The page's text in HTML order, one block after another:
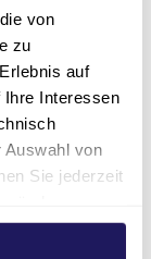
von
zu
auf
Ihre Interessen
Auswahl von
Sie jederzeit
unserer
und